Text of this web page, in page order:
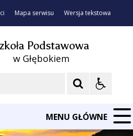
Mapa serwisu Wersja tekstowa
Podstawowa
w Głębokiem
MENU GŁÓWNE